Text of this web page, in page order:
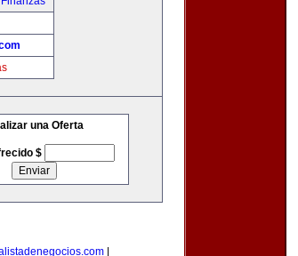
una Oferta
$
|